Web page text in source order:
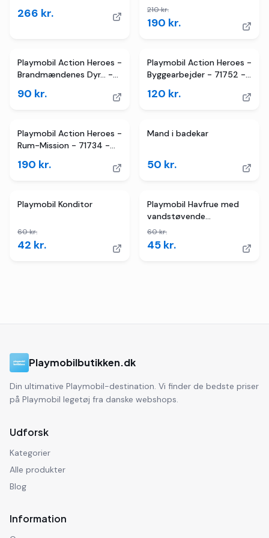
266 kr.
Dele
210kr.
190 kr.
Playmobil Action Heroes -
Brandmændenes Dyr... -
90 kr.
Playmobil Action Heroes -
Byggearbejder - 71752 -
120 kr.
Playmobil Action Heroes -
Rum-Mission - 71734 -
190 kr.
Mand i badekar
50 kr.
2butikker
Playmobil Konditor
60kr.
42 kr.
TILBUD
2butikker
Playmobil Havfrue med
vandstøvende
blæksprutte
60kr.
45 kr.
Playmobilbutikken.dk
Din ultimative Playmobil-destination. Vi finder de bedste priser
på Playmobil legetøj fra danske webshops.
Udforsk
Kategorier
Alle produkter
Blog
Information